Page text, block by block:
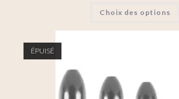
Choix des options
ÉPUISÉ